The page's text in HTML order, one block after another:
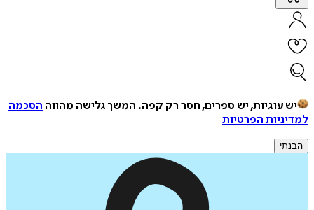
יש עוגיות, יש ספרים, חסר רק קפה. המשך גלישה מהווה הסכמה
למדיניות הפרטיות
הבנתי